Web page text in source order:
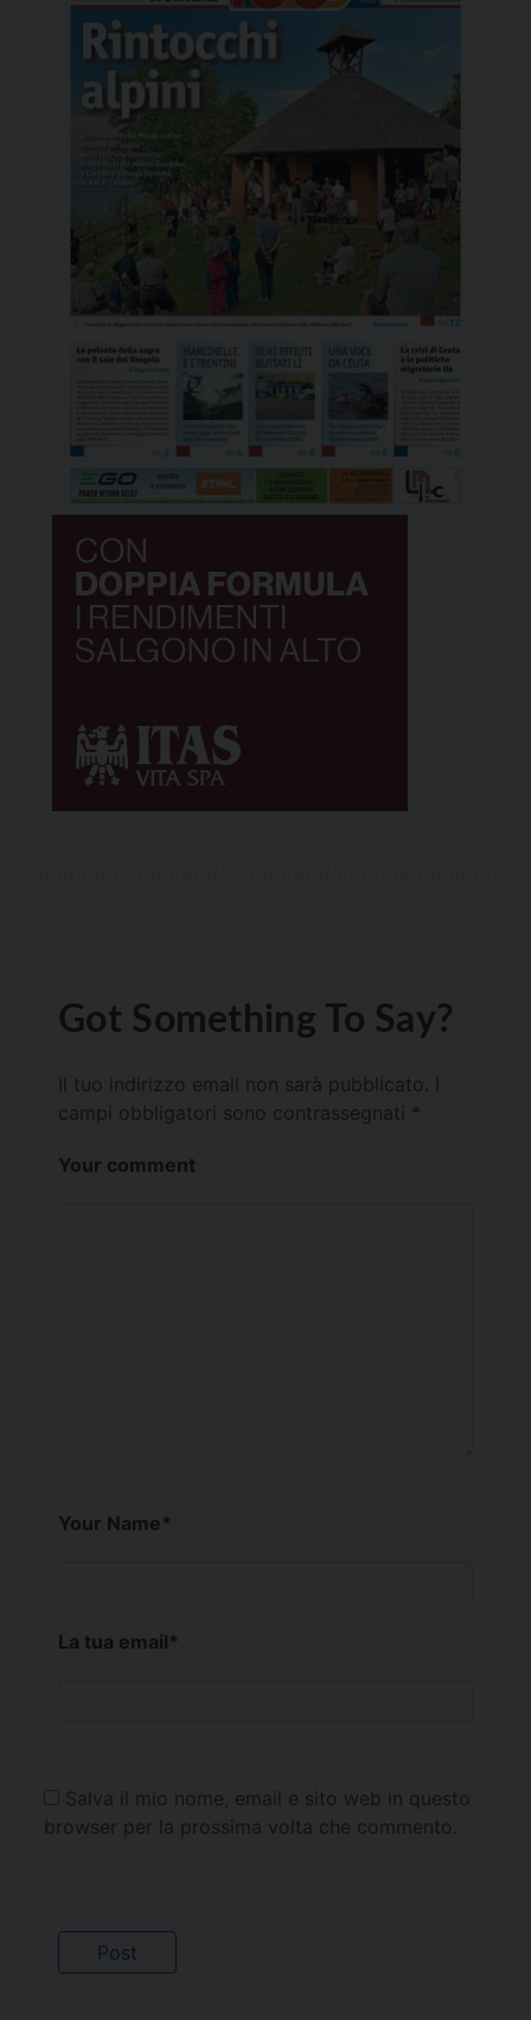
Got Something To Say?
Il tuo indirizzo email non sarà pubblicato.
campi obbligatori sono contrassegnati *
Your comment
Your Name*
La tua email*
Salva il mio nome, email e sito web in questo
browser per la prossima volta che commento.